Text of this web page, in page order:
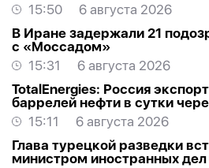
15:50
6 августа 2026
В Иране задержали 21
с «Моссадом»
15:31
6 августа 2026
TotalEnergies: Россия
баррелей нефти в сутки
15:11
6 августа 2026
Глава турецкой разведки
министром иностранных